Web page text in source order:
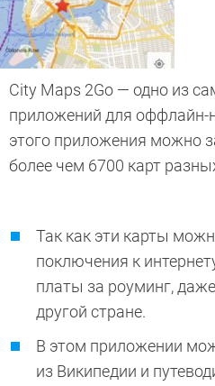
City Maps 2Go — одно из
приложений для
этого приложения можно
более чем 6700 карт
Так как эти карты
поключения к
платы за роуминг,
другой стране.
В этом приложении
из Википедии и